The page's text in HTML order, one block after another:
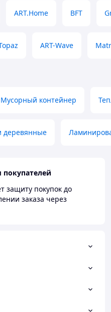
ART.Home BFT
ART-Wave
Мусорный контейнер
деревянные
защиту покупок до
заказа через